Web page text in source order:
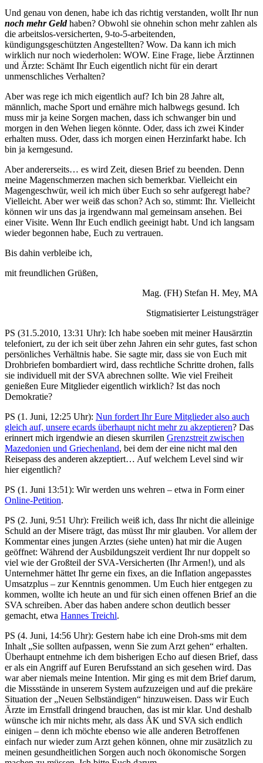
Und genau von denen, habe ich das richtig verstanden, wollt Ihr nun
noch mehr Geldhaben? Obwohl sie ohnehin schon mehr zahlen als
die arbeitslos-versicherten, 9-to-5-arbeitenden,
kündigungsgeschützten Angestellten? Wow. Da kann ich mich
wirklich nur noch wiederholen: WOW. Eine Frage, liebe Ärztinnen
und Ärzte: Schämt Ihr Euch eigentlich nicht für ein derart
unmenschliches Verhalten?
Aber was rege ich mich eigentlich auf? Ich bin 28 Jahre alt,
männlich, mache Sport und ernähre mich halbwegs gesund. Ich
muss mir ja keine Sorgen machen, dass ich schwanger bin und
morgen in den Wehen liegen könnte. Oder, dass ich zwei Kinder
erhalten muss. Oder, dass ich morgen einen Herzinfarkt habe. Ich
bin ja kerngesund.
Aber andererseits… es wird Zeit, diesen Brief zu beenden. Denn
meine Magenschmerzen machen sich bemerkbar. Vielleicht ein
Magengeschwür, weil ich mich über Euch so sehr aufgeregt habe?
Vielleicht. Aber wer weiß das schon? Ach so, stimmt: Ihr. Vielleicht
können wir uns das ja irgendwann mal gemeinsam ansehen. Bei
einer Visite. Wenn Ihr Euch endlich geeinigt habt. Und ich langsam
wieder begonnen habe, Euch zu vertrauen.
Bis dahin verbleibe ich,
mit freundlichen Grüßen,
Mag. (FH) Stefan H. Mey, MA
Stigmatisierter Leistungsträger
PS (31.5.2010, 13:31 Uhr): Ich habe soeben mit meiner Hausärztin
telefoniert, zu der ich seit über zehn Jahren ein sehr gutes, fast schon
persönliches Verhältnis habe. Sie sagte mir, dass sie von Euch mit
Drohbriefen bombardiert wird, dass rechtliche Schritte drohen, falls
sie individuell mit der SVA abrechnen sollte. Wie viel Freiheit
genießen Eure Mitglieder eigentlich wirklich? Ist das noch
Demokratie?
PS (1. Juni, 12:25 Uhr): Nun fordert Ihr Eure Mitglieder also auch
gleich auf, unsere ecards überhaupt nicht mehr zu akzeptieren? Das
erinnert mich irgendwie an diesen skurrilen Grenzstreit zwischen
Mazedonien und Griechenland, bei dem der eine nicht mal den
Reisepass des anderen akzeptiert… Auf welchem Level sind wir
hier eigentlich?
PS (1. Juni 13:51): Wir werden uns wehren – etwa in Form einer
Online-Petition.
PS (2. Juni, 9:51 Uhr): Freilich weiß ich, dass Ihr nicht die alleinige
Schuld an der Misere trägt, das müsst Ihr mir glauben. Vor allem der
Kommentar eines jungen Arztes (siehe unten) hat mir die Augen
geöffnet: Während der Ausbildungszeit verdient Ihr nur doppelt so
viel wie der Großteil der SVA-Versicherten (Ihr Armen!), und als
Unternehmer hättet Ihr gerne ein fixes, an die Inflation angepasstes
Umsatzplus – zur Kenntnis genommen. Um Euch hier entgegen zu
kommen, wollte ich heute an und für sich einen offenen Brief an die
SVA schreiben. Aber das haben andere schon deutlich besser
gemacht, etwa Hannes Treichl.
PS (4. Juni, 14:56 Uhr): Gestern habe ich eine Droh-sms mit dem
Inhalt „Sie sollten aufpassen, wenn Sie zum Arzt gehen“ erhalten.
Überhaupt entnehme ich dem bisherigen Echo auf diesen Brief, dass
er als ein Angriff auf Euren Berufsstand an sich gesehen wird. Das
war aber niemals meine Intention. Mir ging es mit dem Brief darum,
die Missstände in unserem System aufzuzeigen und auf die prekäre
Situation der „Neuen Selbständigen“ hinzuweisen. Dass wir Euch
Ärzte im Ernstfall dringend brauchen, das ist mir klar. Und deshalb
wünsche ich mir nichts mehr, als dass ÄK und SVA sich endlich
einigen – denn ich möchte ebenso wie alle anderen Betroffenen
einfach nur wieder zum Arzt gehen können, ohne mir zusätzlich zu
meinen gesundheitlichen Sorgen auch noch ökonomische Sorgen